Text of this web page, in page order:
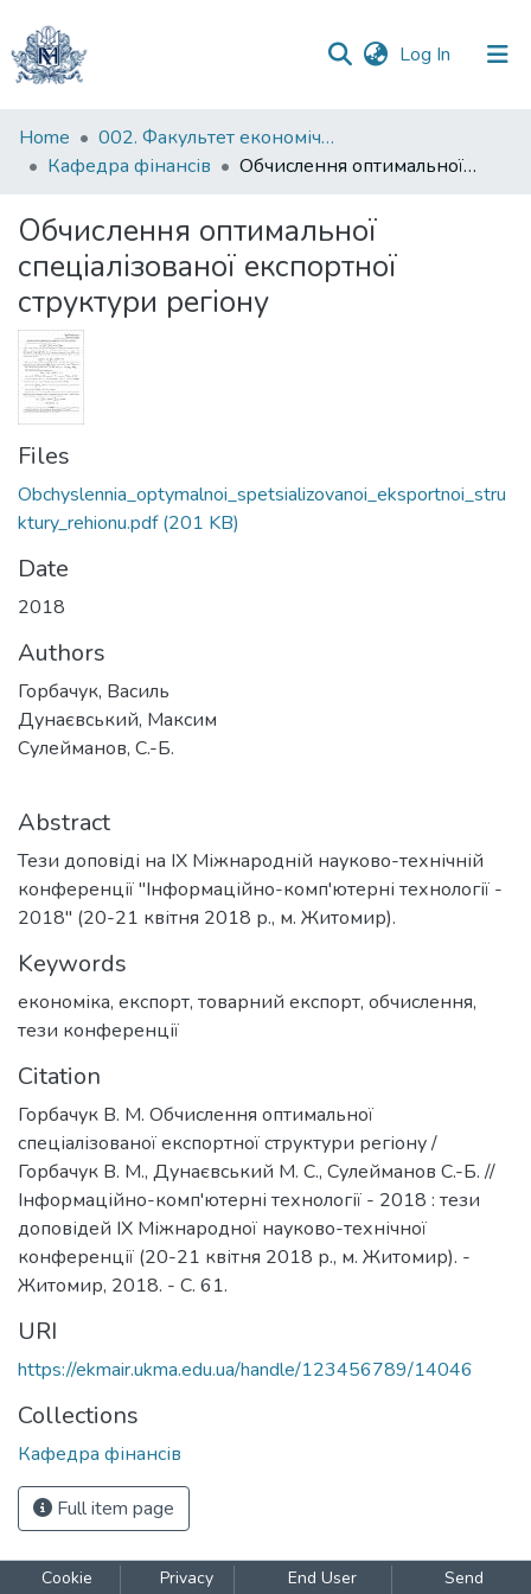
Log In (current)
Communities
&
All of DSpace
Statistics
Home
002. Факультет економічних наук
Кафедра фінансів
Обчислення оптимальної спеціалізованої експортної структури регіону
Обчислення оптимальної
спеціалізованої експортної
структури регіону
Files
Obchyslennia_optymalnoi_spetsializovanoi_eksportnoi_stru
ktury_rehionu.pdf(201 KB)
Date
2018
Authors
Горбачук, Василь
Дунаєвський, Максим
Сулейманов, С.-Б.
Abstract
Тези доповіді на ІХ Міжнародній науково-технічній
конференції "Інформаційно-комп'ютерні технології -
2018" (20-21 квітня 2018 р., м. Житомир).
Keywords
економіка, експорт, товарний експорт, обчислення,
тези конференції
Citation
Горбачук В. М. Обчислення оптимальної
спеціалізованої експортної структури регіону /
Горбачук В. М., Дунаєвський М. С., Сулейманов С.-Б. //
Інформаційно-комп'ютерні технології - 2018 : тези
доповідей ІХ Міжнародної науково-технічної
конференції (20-21 квітня 2018 р., м. Житомир). -
Житомир, 2018. - С. 61.
URI
https://ekmair.ukma.edu.ua/handle/123456789/14046
Collections
Кафедра фінансів
Full item page
Cookie
Privacy
End User
Send